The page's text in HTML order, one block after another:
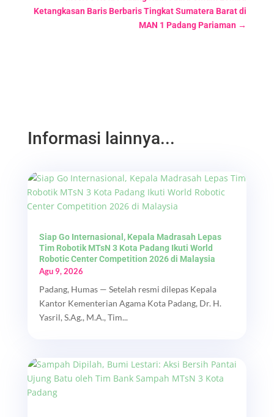
Ketangkasan Baris Berbaris Tingkat Sumatera Barat di
MAN 1 Padang Pariaman →
Informasi lainnya...
Siap Go Internasional, Kepala Madrasah Lepas
Tim Robotik MTsN 3 Kota Padang Ikuti World
Robotic Center Competition 2026 di Malaysia
Agu 9, 2026
Padang, Humas — Setelah resmi dilepas Kepala
Kantor Kementerian Agama Kota Padang, Dr. H.
Yasril, S.Ag., M.A., Tim...